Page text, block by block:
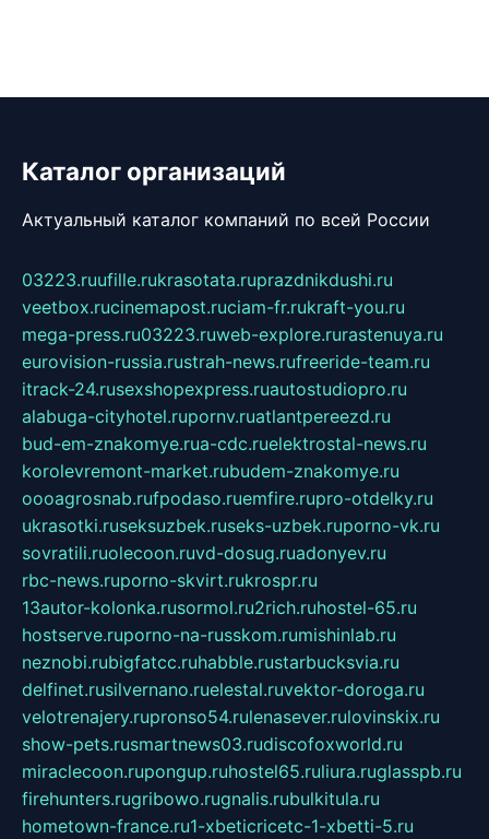
Каталог организаций
Актуальный каталог компаний по всей России
03223.ruufille.rukrasotata.ruprazdnikdushi.ru
veetbox.rucinemapost.ruciam-fr.rukraft-you.ru
mega-press.ru03223.ruweb-explore.rurastenuya.ru
eurovision-russia.rustrah-news.rufreeride-team.ru
itrack-24.rusexshopexpress.ruautostudiopro.ru
alabuga-cityhotel.rupornv.ruatlantpereezd.ru
bud-em-znakomye.rua-cdc.ruelektrostal-news.ru
korolevremont-market.rubudem-znakomye.ru
oooagrosnab.rufpodaso.ruemfire.rupro-otdelky.ru
ukrasotki.ruseksuzbek.ruseks-uzbek.ruporno-vk.ru
sovratili.ruolecoon.ruvd-dosug.ruadonyev.ru
rbc-news.ruporno-skvirt.rukrospr.ru
13autor-kolonka.rusormol.ru2rich.ruhostel-65.ru
hostserve.ruporno-na-russkom.rumishinlab.ru
neznobi.rubigfatcc.ruhabble.rustarbucksvia.ru
delfinet.rusilvernano.ruelestal.ruvektor-doroga.ru
velotrenajery.rupronso54.rulenasever.rulovinskix.ru
show-pets.rusmartnews03.rudiscofoxworld.ru
miraclecoon.rupongup.ruhostel65.ruliura.ruglasspb.ru
firehunters.rugribowo.rugnalis.rubulkitula.ru
hometown-france.ru1-xbeticricetc-1-xbetti-5.ru